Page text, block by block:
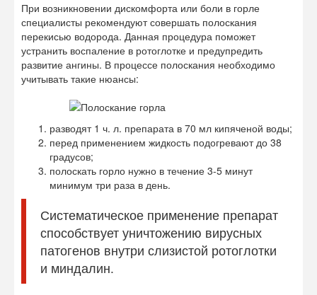
При возникновении дискомфорта или боли в горле
специалисты рекомендуют совершать полоскания
перекисью водорода. Данная процедура поможет
устранить воспаление в ротоглотке и предупредить
развитие ангины. В процессе полоскания необходимо
учитывать такие нюансы:
разводят 1 ч. л. препарата в 70 мл кипяченой воды;
перед применением жидкость подогревают до 38
градусов;
полоскать горло нужно в течение 3-5 минут
минимум три раза в день.
Систематическое применение препарат
способствует уничтожению вирусных
патогенов внутри слизистой ротоглотки
и миндалин.